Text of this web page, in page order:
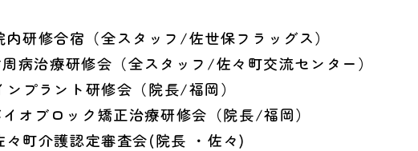
合宿（全スタッフ/佐世保フラッグス）
治療研修会（全スタッフ/佐々町交流センター）
ト研修会（院長/福岡）
ック矯正治療研修会（院長/福岡）
護認定審査会(院長 ・佐々)